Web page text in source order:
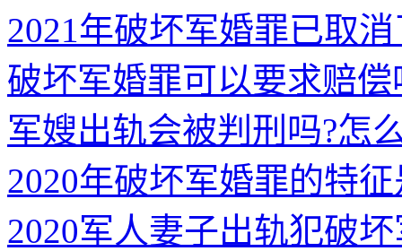
2021年破坏军婚罪已取
破坏军婚罪可以要求赔
军嫂出轨会被判刑吗?怎
2020年破坏军婚罪的特
2020军人妻子出轨犯破